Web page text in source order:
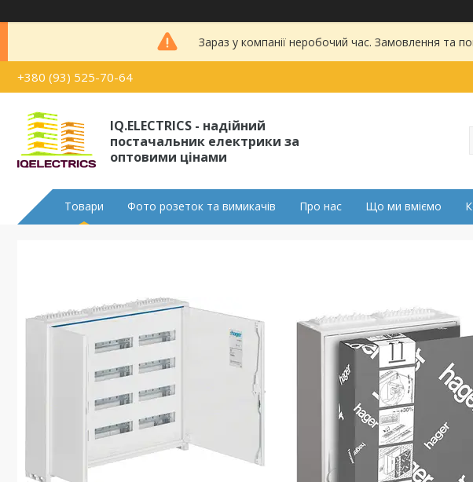
Зараз у компанії неробочий час. Замовлення та
+380 (93) 525-70-64
IQ.ELECTRICS - надійний
постачальник електрики за
оптовими цінами
Товари Фото розеток та вимикачів Про нас Що ми вміємо